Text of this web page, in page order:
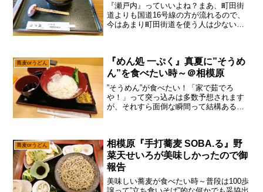
『瀬戸内』っていいよね？まあ、町田街
道よりも国道16号線の方が流れるので、
今はあまり町田街道を使う人は少ないか
ます。ま、うどんの味も...
蕎麦orうどん
『めん処 一ぷく』真夏に”そうめ
ん”を食べたい時～＠相模原
”そうめん”が食べたい！「家で茹でろ
や！」って突っ込みは多数予想されます
が、それすら面倒な瞬間って結構あるじ
と、うどんや蕎麦と違...
蕎麦orうどん
相模原『手打蕎麦 SOBA.る』野
菜天せいろが美味しかったので御
報告
美味しい蕎麦が食べたい時～普段は100歩